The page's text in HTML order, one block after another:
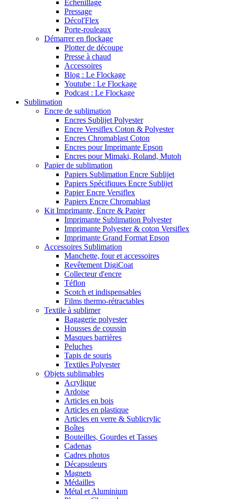
Echenillage
Pressage
Décol'Flex
Porte-rouleaux
Démarrer en flockage
Plotter de découpe
Presse à chaud
Accessoires
Blog : Le Flockage
Youtube : Le Flockage
Podcast : Le Flockage
Sublimation
Encre de sublimation
Encres Sublijet Polyester
Encre Versiflex Coton & Polyester
Encres Chromablast Coton
Encres pour Imprimante Epson
Encres pour Mimaki, Roland, Mutoh
Papier de sublimation
Papiers Sublimation Encre Sublijet
Papiers Spécifiques Encre Sublijet
Papier Encre Versiflex
Papiers Encre Chromablast
Kit Imprimante, Encre & Papier
Imprimante Sublimation Polyester
Imprimante Polyester & coton Versiflex
Imprimante Grand Format Epson
Accessoires Sublimation
Manchette, four et accessoires
Revêtement DigiCoat
Collecteur d'encre
Téflon
Scotch et indispensables
Films thermo-rétractables
Textile à sublimer
Bagagerie polyester
Housses de coussin
Masques barrières
Peluches
Tapis de souris
Textiles Polyester
Objets sublimables
Acrylique
Ardoise
Articles en bois
Articles en plastique
Articles en verre & Sublicrylic
Boîtes
Bouteilles, Gourdes et Tasses
Cadenas
Cadres photos
Décapsuleurs
Magnets
Médailles
Métal et Aluminium